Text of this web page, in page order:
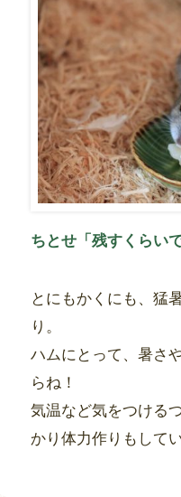
ちとせ「残すくらい
とにもかくにも、猛
り。
ハムにとって、暑さ
らね！
気温など気をつける
かり体力作りもして